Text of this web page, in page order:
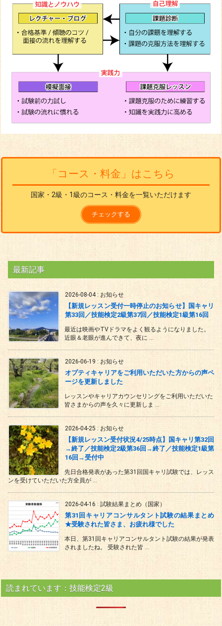
「コース・料金」はこちら
国家・2級・1級のコース・料金を一覧いただけます
チェックする
最新記事
2026-08-04: お知らせ
【新規レッスン受付一時停止のお知らせ】国キャリ
第33回／技能検定2級第37回／技能検定1級第16回
最近は映画やTVドラマをよく観るようになりました。
近眼＆老眼が進んできて、夜に ...
2026-06-19 : お知らせ
オプティキャリアをご利用いただいた方からの声ペ
ージを更新しました
レッスンやキャリアカウンセリングをご利用いただいた
皆さまからの声を久々に更新しま ...
2026-04-25 : お知らせ
【新規レッスン受付状況4/25時点】国キャリ第32回
→終了／技能検定2級第36回→終了／技能検定1級第
16回→受付中
先日合格発表があった第31回国キャリ試験では、レッス
ンを受けていただいた方全員が ...
2026-04-16 : 試験結果まとめ（国家）
第31回キャリアコンサルタント試験の結果まとめ
★受験された皆さま、お疲れ様でした
本日、第31回キャリアコンサルタント試験の結果が発表
されましたね。 受験された皆 ...
読まれています：技能検定2級